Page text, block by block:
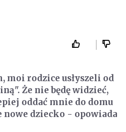
moi rodzice usłyszeli od
Że nie będę widzieć,
oddać mnie do domu
nowe dziecko - opowiada